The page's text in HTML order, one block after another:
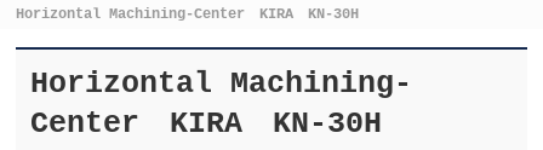
Horizontal Machining-Center KIRA KN-30H
Horizontal Machining-
Center KIRA KN-30H